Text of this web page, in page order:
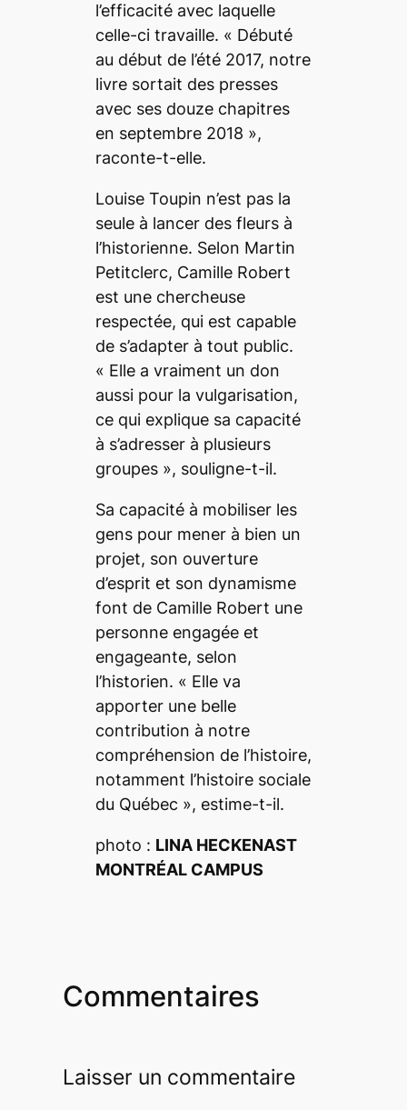
l’efficacité avec laquelle
celle-ci travaille. « Débuté
au début de l’été 2017, notre
livre sortait des presses
avec ses douze chapitres
en septembre 2018 »,
raconte-t-elle.
Louise Toupin n’est pas la
seule à lancer des fleurs à
l’historienne. Selon Martin
Petitclerc, Camille Robert
est une chercheuse
respectée, qui est capable
de s’adapter à tout public.
« Elle a vraiment un don
aussi pour la vulgarisation,
ce qui explique sa capacité
à s’adresser à plusieurs
groupes », souligne-t-il.
Sa capacité à mobiliser les
gens pour mener à bien un
projet, son ouverture
d’esprit et son dynamisme
font de Camille Robert une
personne engagée et
engageante, selon
l’historien. « Elle va
apporter une belle
contribution à notre
compréhension de l’histoire,
notamment l’histoire sociale
du Québec », estime-t-il.
photo : LINA HECKENAST
MONTRÉAL CAMPUS
Commentaires
Laisser un commentaire